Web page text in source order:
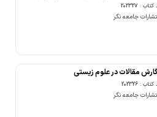
: 202327
جامعه نگر
مقالات در علوم زیستی
: 202326
جامعه نگر